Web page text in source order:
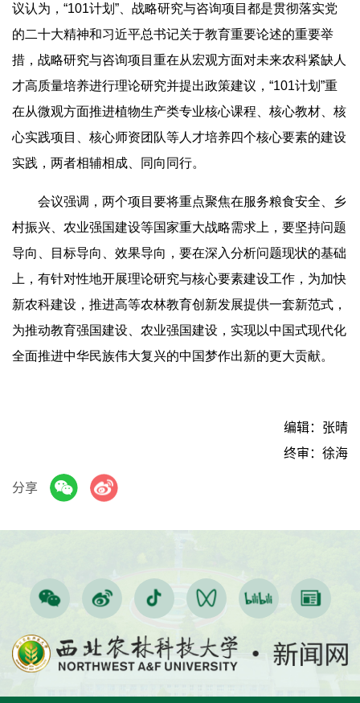
议认为，“101计划”、战略研究与咨询项目都是贯彻落实党
的二十大精神和习近平总书记关于教育重要论述的重要举
措，战略研究与咨询项目重在从宏观方面对未来农科紧缺人
才高质量培养进行理论研究并提出政策建议，“101计划”重
在从微观方面推进植物生产类专业核心课程、核心教材、核
心实践项目、核心师资团队等人才培养四个核心要素的建设
实践，两者相辅相成、同向同行。
会议强调，两个项目要将重点聚焦在服务粮食安全、乡
村振兴、农业强国建设等国家重大战略需求上，要坚持问题
导向、目标导向、效果导向，要在深入分析问题现状的基础
上，有针对性地开展理论研究与核心要素建设工作，为加快
新农科建设，推进高等农林教育创新发展提供一套新范式，
为推动教育强国建设、农业强国建设，实现以中国式现代化
全面推进中华民族伟大复兴的中国梦作出新的更大贡献。
编辑：张晴
终审：徐海
分享